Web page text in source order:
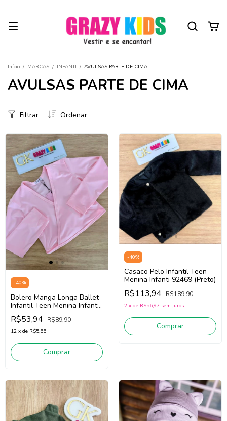
Início / MARCAS / INFANTI / AVULSAS PARTE DE CIMA
AVULSAS PARTE DE CIMA
Ordenar
Filtrar
-40%
Bolero Manga Longa Ballet
Infantil Teen Menina Infanti
85708 (Rosa Claro)
R$53,94 R$89,90
12 x de R$5,55
Comprar
-40%
Casaco Pelo Infantil Teen
Menina Infanti 92469 (Preto)
R$113,94 R$189,90
2 x de R$56,97 sem juros
Comprar